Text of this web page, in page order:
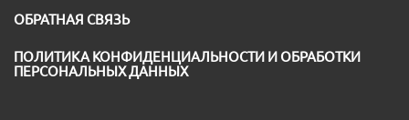
ОБРАТНАЯ СВЯЗЬ
ПОЛИТИКА КОНФИДЕНЦИАЛЬНОСТИ И ОБРАБОТКИ
ПЕРСОНАЛЬНЫХ ДАННЫХ